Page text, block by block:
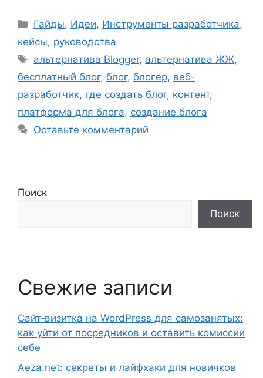
Рубрики
Гайды, Идеи, Инструменты разработчика,
кейсы, руководства
Метки
альтернатива Blogger, альтернатива ЖЖ,
бесплатный блог, блог, блогер, веб-
разработчик, где создать блог, контент,
платформа для блога, создание блога
Оставьте комментарий
Поиск
Поиск
Свежие записи
Сайт‑визитка на WordPress для самозанятых:
как уйти от посредников и оставить комиссии
себе
Aeza.net: секреты и лайфхаки для новичков